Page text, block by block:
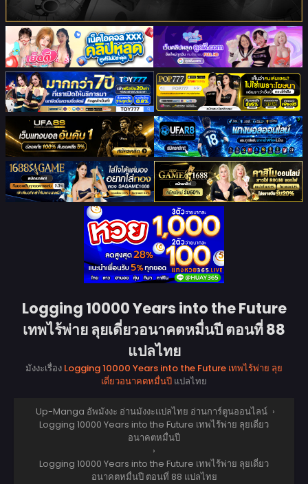
Logging 10000 Years into the Future
เทพไร้พ่าย ลุยเดี่ยวอนาคตหมื่นปี ตอนที่ 88
แปลไทย
มังงะเรื่อง Logging 10000 Years into the Future เทพไร้พ่าย ลุย
เดี่ยวอนาคตหมื่นปี แปลไทย
Up-Manga อัพมังงะ อ่านมังงะแปลไทย อ่านการ์ตูนออนไลน์ ›
Logging 10000 Years into the Future เทพไร้พ่าย ลุยเดี่ยว
อนาคตหมื่นปี
›
Logging 10000 Years into the Future เทพไร้พ่าย ลุยเดี่ยว
อนาคตหมื่นปี ตอนที่ 88 แปลไทย